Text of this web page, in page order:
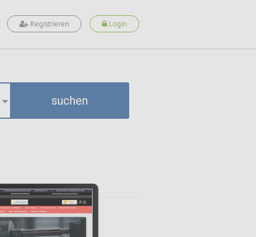
Registrieren Login
suchen